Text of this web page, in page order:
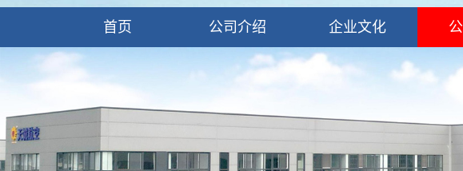
首页 公司介绍 企业文化